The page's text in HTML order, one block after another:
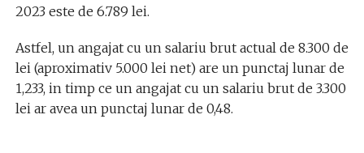
2023 este de 6.789 lei.
Astfel, un angajat cu un salariu brut actual de 8.300 de
lei (aproximativ 5.000 lei net) are un punctaj lunar de
1,233, in timp ce un angajat cu un salariu brut de 3.300
lei ar avea un punctaj lunar de 0,48.